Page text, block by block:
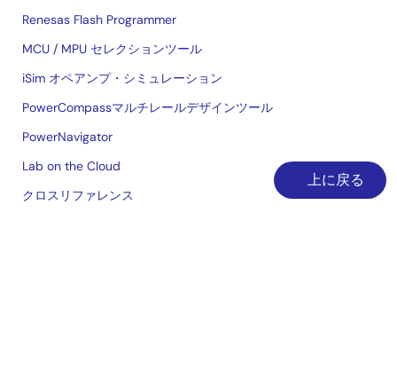
上に戻る
Renesas Flash Programmer
MCU / MPU セレクションツール
iSim オペアンプ・シミュレーション
PowerCompassマルチレールデザインツール
PowerNavigator
Lab on the Cloud
クロスリファレンス